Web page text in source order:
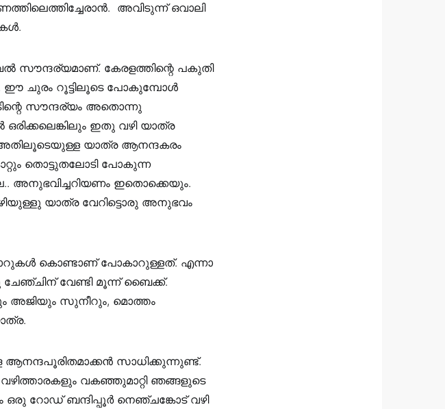
അവിടുന്ന് ഒവാലി
സൗന്ദര്യമാണ്. കേരളത്തിന്റെ പകുതി
ഈ ചുരം റൂട്ടിലൂടെ പോകുമ്പോൾ
സൗന്ദര്യം അതൊന്നു
ഇതു വഴി യാത്ര
യാത്ര ആനന്ദകരം
തൊട്ടുതലോടി പോകുന്ന
അനുഭവിച്ചറിയണം ഇതൊക്കെയും.
യാത്ര വേറിട്ടൊരു അനുഭവം
കൊണ്ടാണ് പോകാറുള്ളത്. എന്നാ
വേണ്ടി മൂന്ന് ബൈക്ക്.
സുനീറും, മൊത്തം
സാധിക്കുന്നുണ്ട്.
വകഞ്ഞുമാറ്റി ഞങ്ങളുടെ
റോഡ്‌ ബന്ദിപ്പൂർ നെഞ്ചങ്കോട് വഴി